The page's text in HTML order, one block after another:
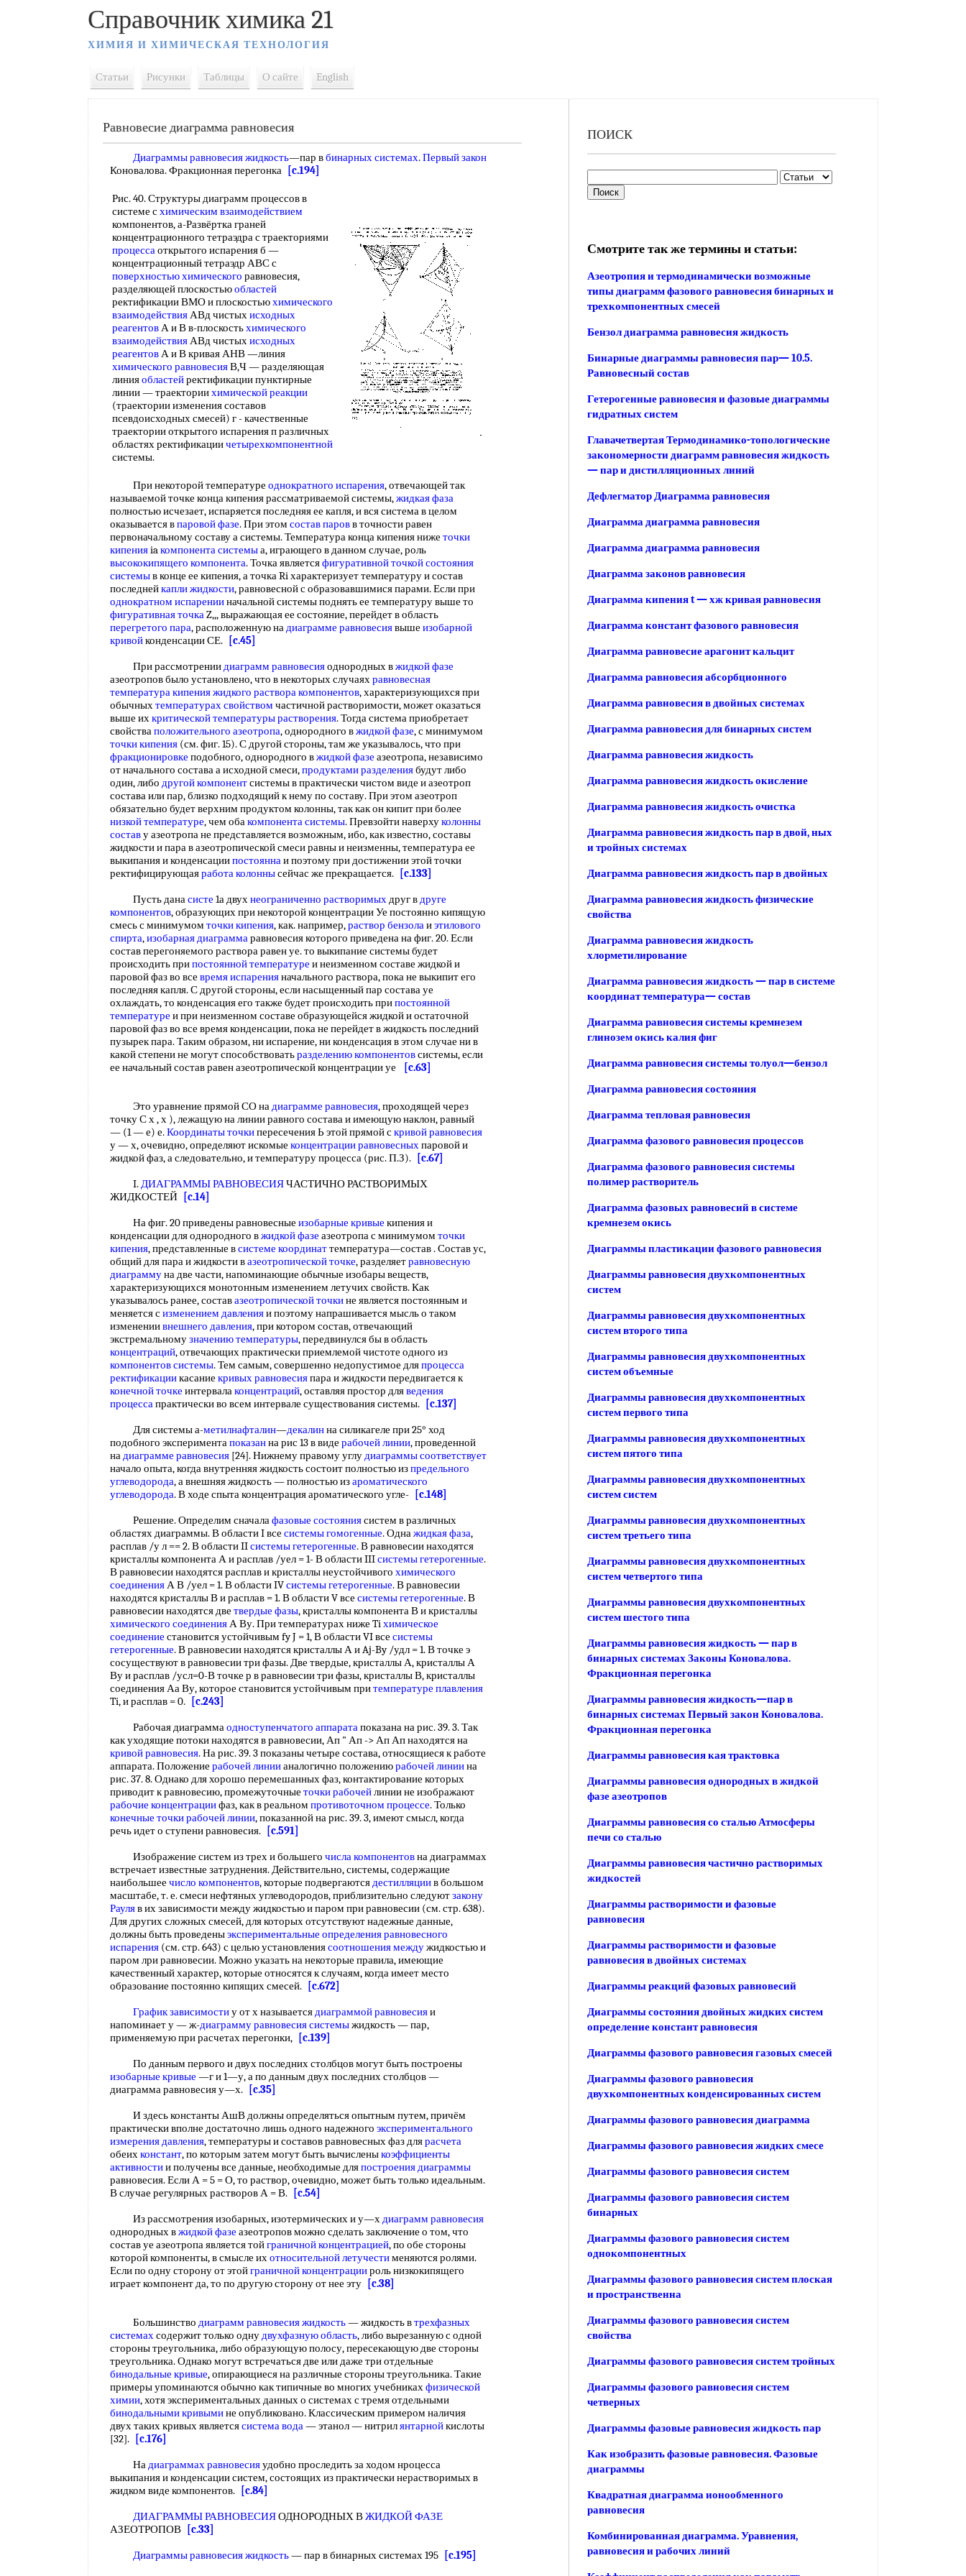
Справочник химика 21
ХИМИЯ И ХИМИЧЕСКАЯ ТЕХНОЛОГИЯ
Статьи Рисунки Таблицы О сайте English
Равновесие диаграмма равновесия
Диаграммы равновесия жидкость—пар вбинарных системах.Первый закон
Коновалова. Фракционная перегонка
[c.194]
Рис. 40. Структуры диаграмм процессов в
системе схимическим взаимодействием
компонентов, а-Развёртка граней
концентрационного тетраэдра с траекториями
процессаоткрытого испарения б —
концентрационный тетраэдр АВС с
поверхностью химического равновесия,
разделяющей плоскостьюобластей
ректификации ВМО и плоскостьюхимического
взаимодействияАВд чистыхисходных
реагентовА и В в-плоскостьхимического
взаимодействияАВд чистыхисходных
реагентовА и В кривая АНВ —линия
химического равновесияВ,Ч — разделяющая
линияобластейректификации пунктирные
линии — траекториихимической реакции
(траектории изменения составов
псевдоисходных смесей) г - качественные
траектории открытого испарения п различных
областях ректификациичетырехкомпонентной
системы.
При некоторой температуре однократного испарения, отвечающей так
называемой точке конца кипения рассматриваемой системы,жидкая фаза
полностью исчезает, испаряется последняя ее капля, и вся система в целом
оказывается впаровой фазе. При этом состав паровв точности равен
первоначальному составу а системы. Температура конца кипения ниже точки
кипенияiaкомпонента системыа, играющего в данном случае, роль
высококипящего компонента. Точка являетсяфигуративной точкойсостояния
системыв конце ее кипения, а точка Ri характеризует температуру и состав
последнейкапли жидкости, равновесной с образовавшимися парами. Если при
однократном испаренииначальной системы поднять ее температуру выше то
фигуративная точкаZ,,, выражающая ее состояние, перейдет в область
перегретого пара, расположенную надиаграмме равновесиявыше изобарной
кривойконденсации СЕ.
[c.45]
При рассмотрениидиаграмм равновесияоднородных вжидкой фазе
азеотропов было установлено, что в некоторых случаяхравновесная
температура кипенияжидкого раствора компонентов, характеризующихся при
обычныхтемпературах свойством частичной растворимости, может оказаться
выше ихкритической температуры растворения. Тогда система приобретает
свойстваположительного азеотропа, однородного вжидкой фазе, с минимумом
точки кипения (см. фиг. 15). С другой стороны, там же указывалось, что при
фракционировке подобного, однородного вжидкой фазе азеотропа, независимо
от начального состава а исходной смеси,продуктами разделениябудут либо
один, либо другой компонентсистемы в практически чистом виде и азеотроп
состава или пар, близко подходящий к нему по составу. При этом азеотроп
обязательно будет верхним продуктом колонны, так как он кипит при более
низкой температуре, чем обакомпонента системы. Превзойти наверхуколонны
составу азеотропа не представляется возможным, ибо, как известно, составы
жидкости и пара в азеотропической смеси равны и неизменны, температура ее
выкипания и конденсациипостояннаи поэтому при достижении этой точки
ректифицирующаяработа колоннысейчас же прекращается.
[c.133]
Пусть данасисте 1а двухнеограниченно растворимыхдруг вдруге
компонентов, образующих при некоторой концентрации Уе постоянно кипящую
смесь с минимумом точки кипения, как. например,раствор бензолаиэтилового
спирта,изобарная диаграммаравновесия которого приведена на фиг. 20. Если
состав перегоняемого раствора равен уе. то выкипание системы будет
происходить припостоянной температуре и неизменном составе жидкой и
паровой фаз во все время испаренияначального раствора, пока не выкипит его
последняя капля. С другой стороны, если насыщенный пар состава уе
охлаждать, то конденсация его также будет происходить припостоянной
температуре и при неизменном составе образующейся жидкой и остаточной
паровой фаз во все время конденсации, пока не перейдет в жидкость последний
пузырек пара. Таким образом, ни испарение, ни конденсация в этом случае ни в
какой степени не могут способствоватьразделению компонентовсистемы, если
ее начальный состав равен азеотропической концентрации уе
[c.63]
Это уравнение прямой СО надиаграмме равновесия, проходящей через
точку С х , х ), лежащую на линии равного состава и имеющую наклон, равный
— (1 — е) е.Координаты точкипересечения Ь этой прямой скривой равновесия
у — х, очевидно, определяют искомые концентрации равновесныхпаровой и
жидкой фаз, а следовательно, и температуру процесса (рис. П.З).
[c.67]
I.ДИАГРАММЫ РАВНОВЕСИЯЧАСТИЧНО РАСТВОРИМЫХ
ЖИДКОСТЕЙ
[c.14]
На фиг. 20 приведены равновесные изобарные кривые кипения и
конденсации для однородного вжидкой фазе азеотропа с минимумом точки
кипения, представленные всистеме координаттемпература—состав . Состав ус,
общий для пара и жидкости вазеотропической точке, разделяетравновесную
диаграммуна две части, напоминающие обычные изобары веществ,
характеризующихся монотонным изменением летучих свойств. Как
указывалось ранее, составазеотропической точкине является постоянным и
меняется сизменением давленияи поэтому напрашивается мысль о таком
изменениивнешнего давления, при котором состав, отвечающий
экстремальномузначению температуры, передвинулся бы в область
концентраций, отвечающих практически приемлемой чистоте одного из
компонентов системы. Тем самым, совершенно недопустимое дляпроцесса
ректификациикасание кривых равновесияпара и жидкости передвигается к
конечной точке интервалаконцентраций, оставляя простор дляведения
процессапрактически во всем интервале существования системы.
[c.137]
Для системы а-метилнафталин—декалинна силикагеле при 25° ход
подобного экспериментапоказанна рис 13 в виде рабочей линии, проведенной
надиаграмме равновесия [24]. Нижнему правому углудиаграммы соответствует
начало опыта, когда внутренняя жидкость состоит полностью изпредельного
углеводорода, а внешняя жидкость — полностью изароматического
углеводорода. В ходе спыта концентрация ароматического угле-
[c.148]
Решение. Определим сначалафазовые состояниясистем в различных
областях диаграммы. В области I все системы гомогенные. Однажидкая фаза,
расплав /у л == 2. В области IIсистемы гетерогенные. В равновесии находятся
кристаллы компонента А и расплав /уел = 1- В области IIIсистемы гетерогенные.
В равновесии находятся расплав и кристаллы неустойчивого химического
соединенияА В /уел = 1. В области IVсистемы гетерогенные. В равновесии
находятся кристаллы В и расплав = 1. В области V все системы гетерогенные. В
равновесии находятся две твердые фазы, кристаллы компонента В и кристаллы
химического соединенияА Ву. При температурах ниже Tiхимическое
соединение становится устойчивым fy J = 1, В области VI все системы
гетерогенные. В равновесии находятся кристаллы А и Aj-By /удл = 1. В точке э
сосуществуют в равновесии три фазы. Две твердые, кристаллы А, кристаллы А
Ву и расплав /усл=0-В точке р в равновесии три фазы, кристаллы В, кристаллы
соединения Аа Ву, которое становится устойчивым притемпературе плавления
Ti, и расплав = 0.
[c.243]
Рабочая диаграммаодноступенчатого аппаратапоказана на рис. 39. 3. Так
как уходящие потоки находятся в равновесии, Ап " Ап -> Ап Ап находятся на
кривой равновесия. На рис. 39. 3 показаны четыре состава, относящиеся к работе
аппарата. Положение рабочей линиианалогично положениюрабочей линиина
рис. 37. 8. Однако для хорошо перемешанных фаз, контактирование которых
приводит к равновесию, промежуточные точки рабочейлинии не изображают
рабочие концентрациифаз, как в реальном противоточном процессе. Только
конечные точкирабочей линии, показанной на рис. 39. 3, имеют смысл, когда
речь идет о ступени равновесия.
[c.591]
Изображение систем из трех и большего числа компонентовна диаграммах
встречает известные затруднения. Действительно, системы, содержащие
наибольшее число компонентов, которые подвергаютсядестилляциив большом
масштабе, т. е. смеси нефтяных углеводородов, приблизительно следуютзакону
Рауляв их зависимости между жидкостью и паром при равновесии (см. стр. 638).
Для других сложных смесей, для которых отсутствуют надежные данные,
должны быть проведеныэкспериментальные определенияравновесного
испарения (см. стр. 643) с целью установлениясоотношения междужидкостью и
паром лри равновесии. Можно указать на некоторые правила, имеющие
качественный характер, которые относятся к случаям, когда имеет место
образование постоянно кипящих смесей.
[c.672]
График зависимостиу от х называетсядиаграммой равновесияи
напоминает у — ж-диаграмму равновесия системыжидкость — пар,
применяемую при расчетах перегонки,
[c.139]
По данным первого и двух последних столбцов могут быть построены
изобарные кривые —г и 1—у, а по данным двух последних столбцов —
диаграмма равновесия у—х.
[c.35]
И здесь константы АшВ должны определяться опытным путем, причём
практически вполне достаточно лишь одного надежного экспериментального
измерениядавления, температуры и составов равновесных фаз длярасчета
обеихконстант, по которым затем могут быть вычисленыкоэффициенты
активностии получены все данные, необходимые дляпостроения диаграммы
равновесия. Если А = 5 = О, то раствор, очевидно, может быть только идеальным.
В случае регулярных растворов А = В.
[c.54]
Из рассмотрения изобарных, изотермических и у—хдиаграмм равновесия
однородных вжидкой фазе азеотропов можно сделать заключение о том, что
состав уе азеотропа является тойграничной концентрацией, по обе стороны
которой компоненты, в смысле ихотносительной летучестименяются ролями.
Если по одну сторону от этойграничной концентрациироль низкокипящего
играет компонент да, то по другую сторону от нее эту
[c.38]
Большинство диаграмм равновесия жидкость— жидкость втрехфазных
системахсодержит только однудвухфазную область, либо вырезанную с одной
стороны треугольника, либо образующую полосу, пересекающую две стороны
треугольника. Однако могут встречаться две или даже три отдельные
бинодальные кривые, опирающиеся на различные стороны треугольника. Такие
примеры упоминаются обычно как типичные во многих учебникахфизической
химии, хотя экспериментальных данных о системах с тремя отдельными
бинодальными кривымине опубликовано. Классическим примером наличия
двух таких кривых являетсясистема вода— этанол — нитрилянтарнойкислоты
[32].
[c.176]
Надиаграммах равновесияудобно проследить за ходом нроцесса
выкипания и конденсации систем, состоящих из практически нерастворимых в
жидком виде компонентов.
[c.84]
ДИАГРАММЫ РАВНОВЕСИЯОДНОРОДНЫХ ВЖИДКОЙ ФАЗЕ
АЗЕОТРОПОВ
[c.33]
Диаграммы равновесия жидкость— пар в бинарных системах 195
[c.195]
ПОИСК
Смотрите так же термины и статьи:
Азеотропия и термодинамически возможные
типы диаграмм фазового равновесия бинарных и
трехкомпонентных смесей
Бензол диаграмма равновесия жидкость
Бинарные диаграммы равновесия пар— 10.5.
Равновесный состав
Гетерогенные равновесия и фазовые диаграммы
гидратных систем
Главачетвертая Термодинамико-топологические
закономерности диаграмм равновесия жидкость
— пар и дистилляционных линий
Дефлегматор Диаграмма равновесия
Диаграмма диаграмма равновесия
Диаграмма диаграмма равновесия
Диаграмма законов равновесия
Диаграмма кипения t — хж кривая равновесия
Диаграмма констант фазового равновесия
Диаграмма равновесие арагонит кальцит
Диаграмма равновесия абсорбционного
Диаграмма равновесия в двойных системах
Диаграмма равновесия для бинарных систем
Диаграмма равновесия жидкость
Диаграмма равновесия жидкость окисление
Диаграмма равновесия жидкость очистка
Диаграмма равновесия жидкость пар в двой, ных
и тройных системах
Диаграмма равновесия жидкость пар в двойных
Диаграмма равновесия жидкость физические
свойства
Диаграмма равновесия жидкость
хлорметилирование
Диаграмма равновесия жидкость — пар в системе
координат температура— состав
Диаграмма равновесия системы кремнезем
глинозем окись калия фиг
Диаграмма равновесия системы толуол—бензол
Диаграмма равновесия состояния
Диаграмма тепловая равновесия
Диаграмма фазового равновесия процессов
Диаграмма фазового равновесия системы
полимер растворитель
Диаграмма фазовых равновесий в системе
кремнезем окись
Диаграммы пластикации фазового равновесия
Диаграммы равновесия двухкомпонентных
систем
Диаграммы равновесия двухкомпонентных
систем второго типа
Диаграммы равновесия двухкомпонентных
систем объемные
Диаграммы равновесия двухкомпонентных
систем первого типа
Диаграммы равновесия двухкомпонентных
систем пятого типа
Диаграммы равновесия двухкомпонентных
систем систем
Диаграммы равновесия двухкомпонентных
систем третьего типа
Диаграммы равновесия двухкомпонентных
систем четвертого типа
Диаграммы равновесия двухкомпонентных
систем шестого типа
Диаграммы равновесия жидкость — пар в
бинарных системах Законы Коновалова.
Фракционная перегонка
Диаграммы равновесия жидкость—пар в
бинарных системах Первый закон Коновалова.
Фракционная перегонка
Диаграммы равновесия кая трактовка
Диаграммы равновесия однородных в жидкой
фазе азеотропов
Диаграммы равновесия со сталью Атмосферы
печи со сталью
Диаграммы равновесия частично растворимых
жидкостей
Диаграммы растворимости и фазовые
равновесия
Диаграммы растворимости и фазовые
равновесия в двойных системах
Диаграммы реакций фазовых равновесий
Диаграммы состояния двойных жидких систем
определение констант равновесия
Диаграммы фазового равновесия газовых смесей
Диаграммы фазового равновесия
двухкомпонентных конденсированных систем
Диаграммы фазового равновесия диаграмма
Диаграммы фазового равновесия жидких смесе
Диаграммы фазового равновесия систем
Диаграммы фазового равновесия систем
бинарных
Диаграммы фазового равновесия систем
однокомпонентных
Диаграммы фазового равновесия систем плоская
и пространственна
Диаграммы фазового равновесия систем
свойства
Диаграммы фазового равновесия систем тройных
Диаграммы фазового равновесия систем
четверных
Диаграммы фазовые равновесия жидкость пар
Как изобразить фазовые равновесия. Фазовые
диаграммы
Квадратная диаграмма ионообменного
равновесия
Комбинированная диаграмма. Уравнения,
равновесия и рабочих линий